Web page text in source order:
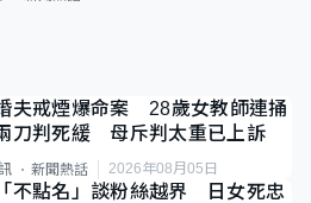
夫戒煙爆命案 28歲女教師連捅
刀判死緩 母斥判太重已上訴
新聞熱話 2026年08月05日
不點名」談粉絲越界 日女死忠